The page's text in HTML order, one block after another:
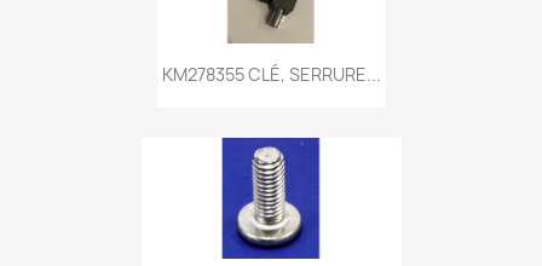
KM278355 CLÉ, SERRURE...